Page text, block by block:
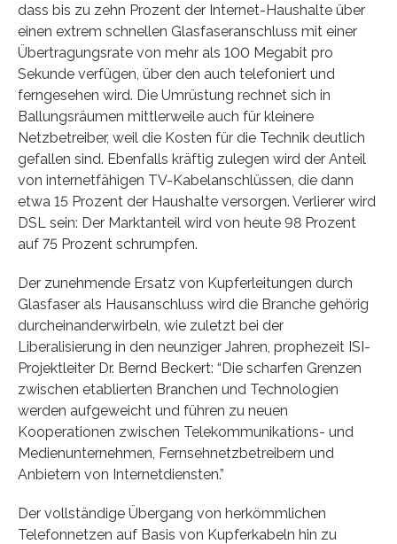
dass bis zu zehn Prozent der Internet-Haushalte über
einen extrem schnellen Glasfaseranschluss mit einer
Übertragungsrate von mehr als 100 Megabit pro
Sekunde verfügen, über den auch telefoniert und
ferngesehen wird. Die Umrüstung rechnet sich in
Ballungsräumen mittlerweile auch für kleinere
Netzbetreiber, weil die Kosten für die Technik deutlich
gefallen sind. Ebenfalls kräftig zulegen wird der Anteil
von internetfähigen TV-Kabelanschlüssen, die dann
etwa 15 Prozent der Haushalte versorgen. Verlierer wird
DSL sein: Der Marktanteil wird von heute 98 Prozent
auf 75 Prozent schrumpfen.
Der zunehmende Ersatz von Kupferleitungen durch
Glasfaser als Hausanschluss wird die Branche gehörig
durcheinanderwirbeln, wie zuletzt bei der
Liberalisierung in den neunziger Jahren, prophezeit ISI-
Projektleiter Dr. Bernd Beckert: “Die scharfen Grenzen
zwischen etablierten Branchen und Technologien
werden aufgeweicht und führen zu neuen
Kooperationen zwischen Telekommunikations- und
Medienunternehmen, Fernsehnetzbetreibern und
Anbietern von Internetdiensten.”
Der vollständige Übergang von herkömmlichen
Telefonnetzen auf Basis von Kupferkabeln hin zu